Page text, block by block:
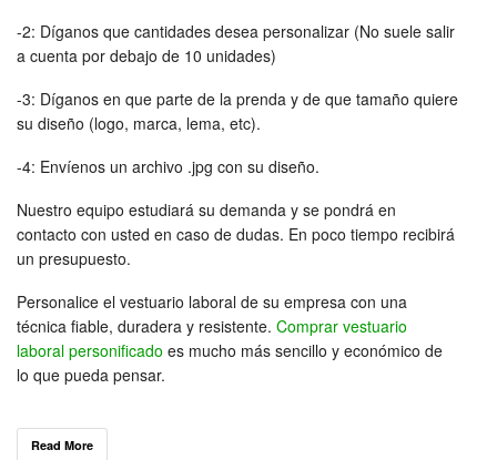
-2: Díganos que cantidades desea personalizar (No suele salir
a cuenta por debajo de 10 unidades)
-3: Díganos en que parte de la prenda y de que tamaño quiere
su diseño (logo, marca, lema, etc).
-4: Envíenos un archivo .jpg con su diseño.
Nuestro equipo estudiará su demanda y se pondrá en
contacto con usted en caso de dudas. En poco tiempo recibirá
un presupuesto.
Personalice el vestuario laboral de su empresa con una
técnica fiable, duradera y resistente. Comprar vestuario
laboral personificado es mucho más sencillo y económico de
lo que pueda pensar.
Read More